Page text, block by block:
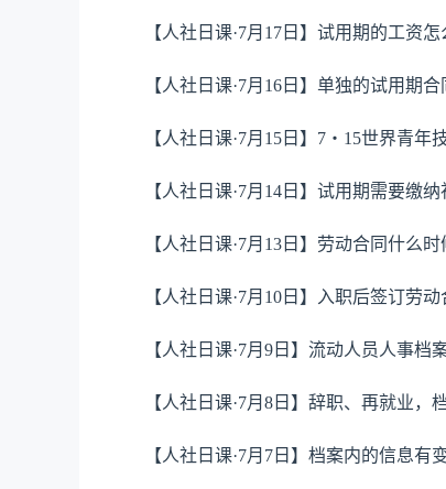
【人社日课·7月17日】试用期的工资怎
【人社日课·7月16日】单独的试用期合
【人社日课·7月15日】7・15世界青年
【人社日课·7月14日】试用期需要缴纳
【人社日课·7月13日】劳动合同什么
【人社日课·7月10日】入职后签订劳
【人社日课·7月9日】流动人员人事档
【人社日课·7月8日】辞职、再就业，
【人社日课·7月7日】档案内的信息有